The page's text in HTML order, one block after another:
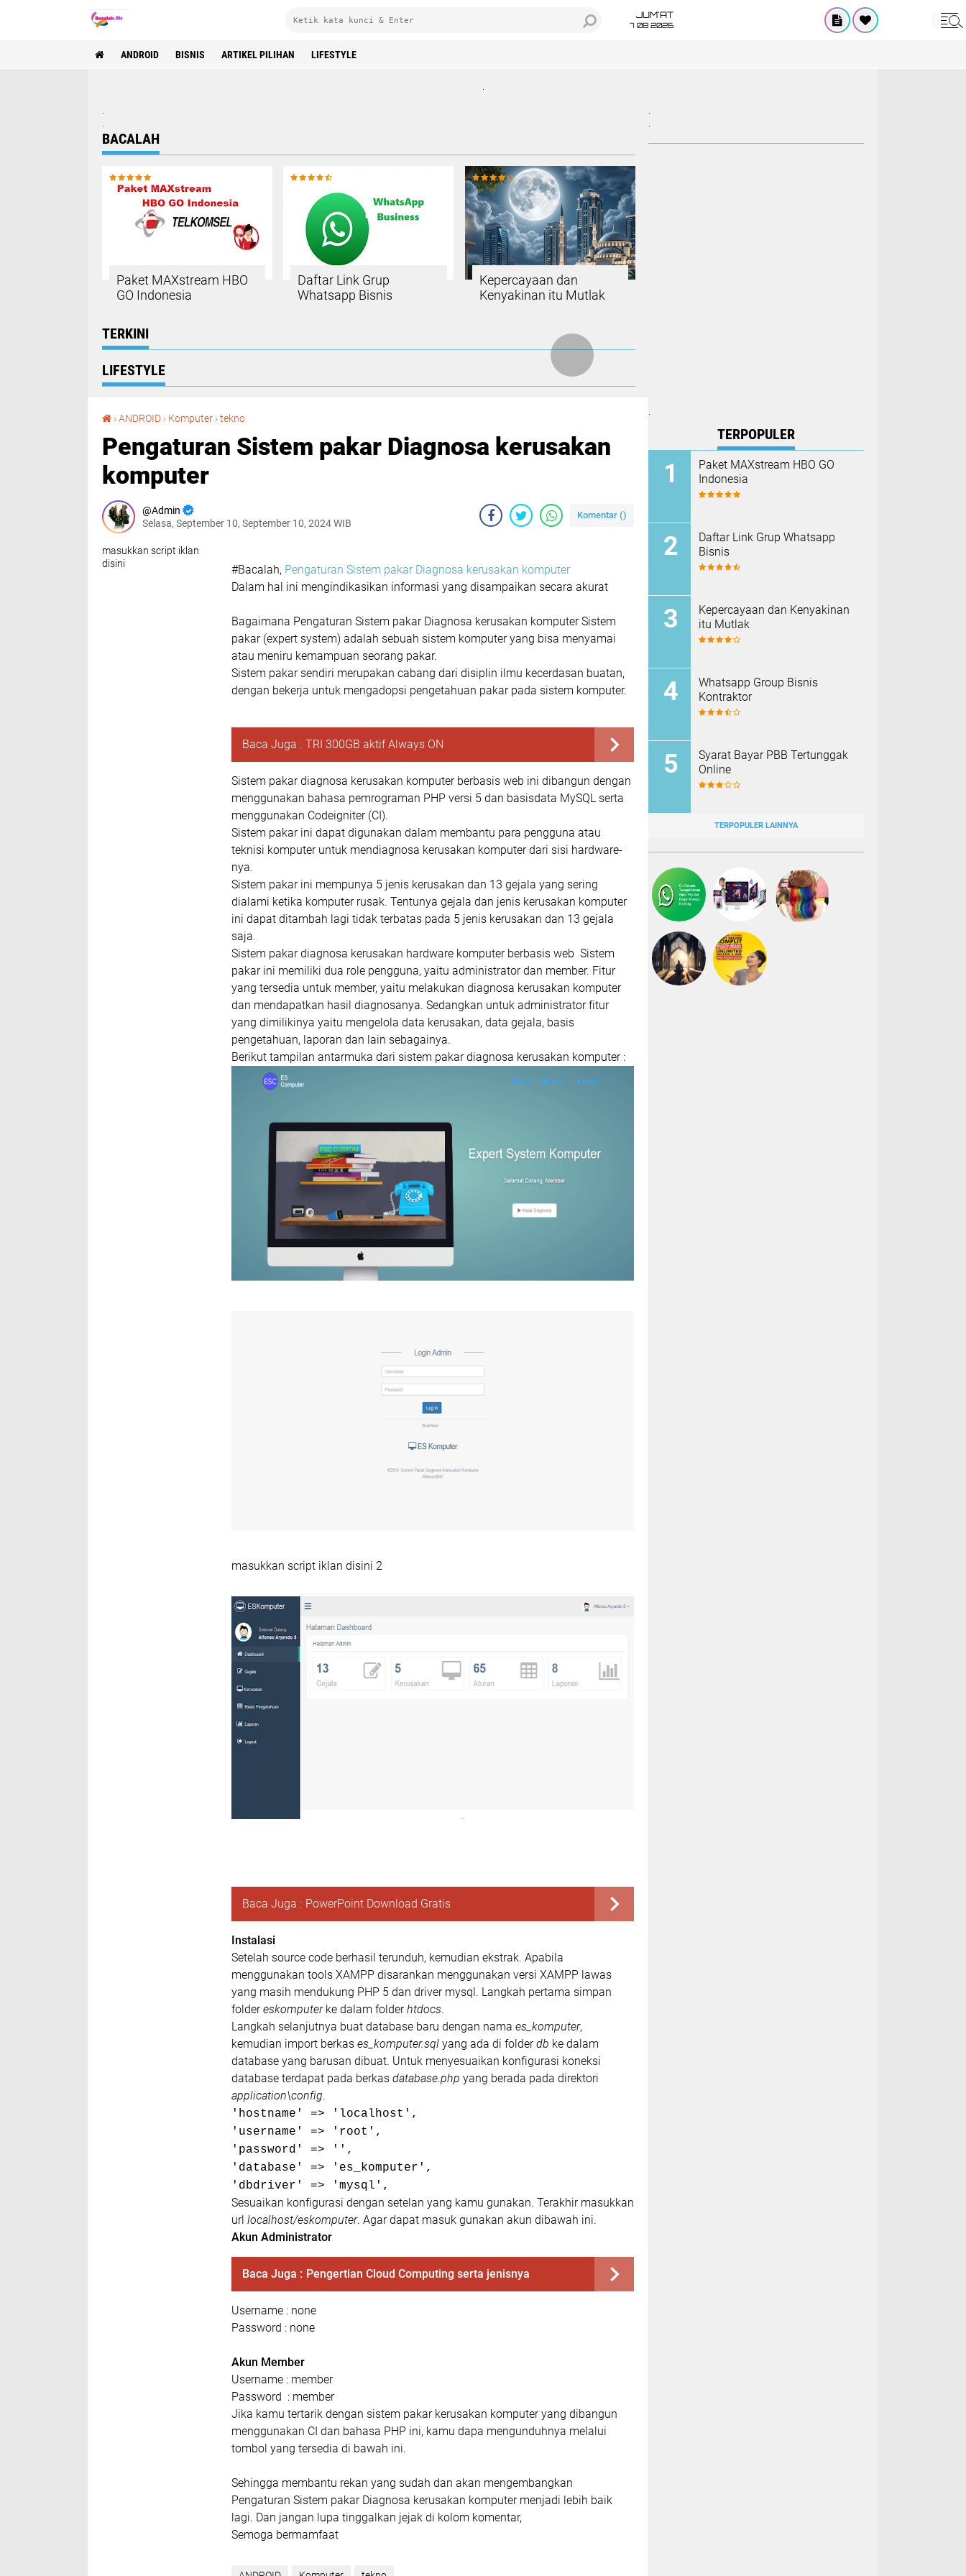
JUM'AT
7 08 2026
ANDROID BISNIS ARTIKEL PILIHAN LIFESTYLE
BACALAH
Paket MAXstream HBO
GO Indonesia
Daftar Link Grup
Whatsapp Bisnis
Kepercayaan dan
Kenyakinan itu Mutlak
TERKINI
LIFESTYLE
›ANDROID › Komputer ›tekno
Pengaturan Sistem pakar Diagnosa kerusakan
komputer
Admin
Selasa, September 10, September 10, 2024 WIB
Komentar ()
masukkan script iklan
disini
#Bacalah, Pengaturan Sistem pakar Diagnosa kerusakan komputer
Dalam hal ini mengindikasikan informasi yang disampaikan secara akurat
Bagaimana Pengaturan Sistem pakar Diagnosa kerusakan komputer Sistem
pakar (expert system) adalah sebuah sistem komputer yang bisa menyamai
atau meniru kemampuan seorang pakar.
Sistem pakar sendiri merupakan cabang dari disiplin ilmu kecerdasan buatan,
dengan bekerja untuk mengadopsi pengetahuan pakar pada sistem komputer.
Baca Juga : TRI 300GB aktif Always ON
Sistem pakar diagnosa kerusakan komputer berbasis web ini dibangun dengan
menggunakan bahasa pemrograman PHP versi 5 dan basisdata MySQL serta
menggunakan Codeigniter (CI).
Sistem pakar ini dapat digunakan dalam membantu para pengguna atau
teknisi komputer untuk mendiagnosa kerusakan komputer dari sisi hardware-
nya.
Sistem pakar ini mempunya 5 jenis kerusakan dan 13 gejala yang sering
dialami ketika komputer rusak. Tentunya gejala dan jenis kerusakan komputer
ini dapat ditambah lagi tidak terbatas pada 5 jenis kerusakan dan 13 gejala
saja.
Sistem pakar diagnosa kerusakan hardware komputer berbasis web Sistem
pakar ini memiliki dua role pengguna, yaitu administrator dan member. Fitur
yang tersedia untuk member, yaitu melakukan diagnosa kerusakan komputer
dan mendapatkan hasil diagnosanya. Sedangkan untuk administrator fitur
yang dimilikinya yaitu mengelola data kerusakan, data gejala, basis
pengetahuan, laporan dan lain sebagainya.
Berikut tampilan antarmuka dari sistem pakar diagnosa kerusakan komputer :
masukkan script iklan disini 2
Baca Juga : PowerPoint Download Gratis
Instalasi
Setelah source code berhasil terunduh, kemudian ekstrak. Apabila
menggunakan tools XAMPP disarankan menggunakan versi XAMPP lawas
yang masih mendukung PHP 5 dan driver mysql. Langkah pertama simpan
foldereskomputerke dalam folderhtdocs.
Langkah selanjutnya buat database baru dengan nama es_komputer,
kemudian import berkas es_komputer.sql yang ada di folderdb ke dalam
database yang barusan dibuat. Untuk menyesuaikan konfigurasi koneksi
database terdapat pada berkas database.php yang berada pada direktori
application\config.
'hostname' => 'localhost',
'username' => 'root',
'password' => '',
'database' => 'es_komputer',
'dbdriver' => 'mysql',
Sesuaikan konfigurasi dengan setelan yang kamu gunakan. Terakhir masukkan
url localhost/eskomputer. Agar dapat masuk gunakan akun dibawah ini.
Akun Administrator
Baca Juga : Pengertian Cloud Computing serta jenisnya
Username : none
Password : none
Akun Member
Username : member
Password : member
Jika kamu tertarik dengan sistem pakar kerusakan komputer yang dibangun
menggunakan CI dan bahasa PHP ini, kamu dapa mengunduhnya melalui
tombol yang tersedia di bawah ini.
Sehingga membantu rekan yang sudah dan akan mengembangkan
Pengaturan Sistem pakar Diagnosa kerusakan komputer menjadi lebih baik
lagi. Dan jangan lupa tinggalkan jejak di kolom komentar,
Semoga bermamfaat
TERPOPULER
Paket MAXstream HBO GO
Indonesia
Daftar Link Grup Whatsapp
Bisnis
Kepercayaan dan Kenyakinan
itu Mutlak
Whatsapp Group Bisnis
Kontraktor
Syarat Bayar PBB Tertunggak
Online
TERPOPULER LAINNYA